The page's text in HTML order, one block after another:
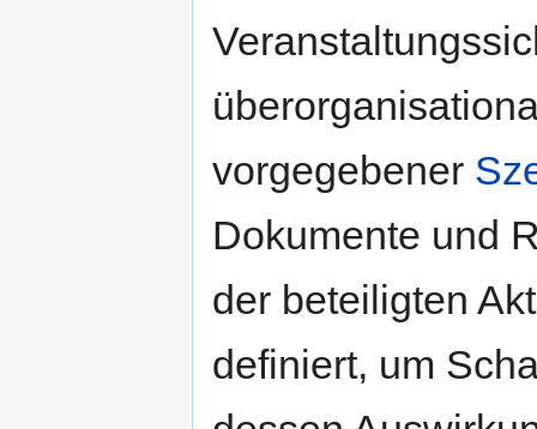
vorgegebener
Dokumente und
der beteiligten
definiert, um